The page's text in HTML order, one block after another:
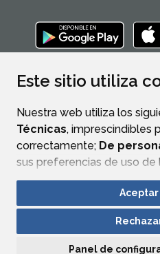
Este sitio utiliza
Nuestra web utiliza los
Técnicas, imprescindibles
correctamente; De
sus preferencias de uso de
mejorar el funcionamiento
Si acepta pulsando el
consideramos que acepta
Panel de